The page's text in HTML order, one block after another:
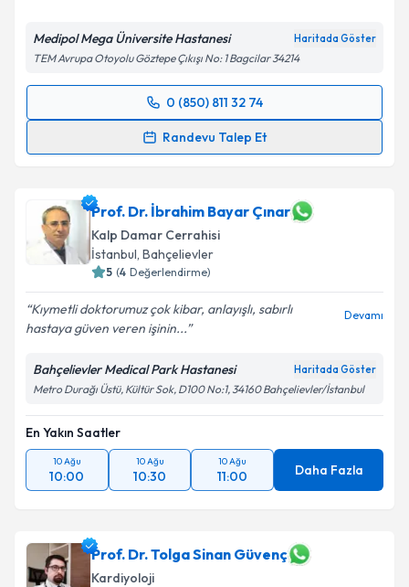
Medipol Mega Üniversite Hastanesi Haritada Göster
TEM Avrupa Otoyolu Göztepe Çıkışı No: 1 Bagcilar 34214
0 (850) 811 32 74
Randevu Talep Et
Randevu Takvimi Talebi
takvim hazırlandığında e-posta ile bilgilendireceğiz.
E-posta Adresiniz
Kişisel verilerimin işlenmesine ilişkin
kapsamda işlenmesini kabul ediyorum.
Prof. Dr. İbrahim Bayar Çınar
Kalp Damar Cerrahisi
İstanbul, Bahçelievler
5 (4 Değerlendirme)
Kıymetli doktorumuz çok kibar, anlayışlı, sabırlı
hastaya güven veren işinin...
Devamı
Bahçelievler Medical Park Hastanesi Haritada Göster
Metro Durağı Üstü, Kültür Sok, D100 No:1, 34160 Bahçelievler/İstanbul
En Yakın Saatler
10 Ağu
10:00
10 Ağu
10:30
10 Ağu
11:00 Daha Fazla
Prof. Dr. Tolga Sinan Güvenç
Kardiyoloji